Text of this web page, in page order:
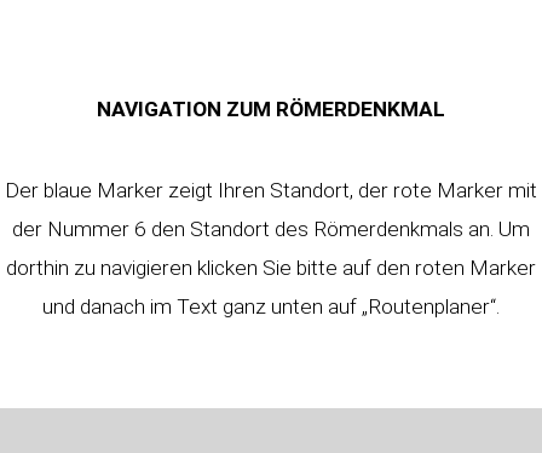
NAVIGATION ZUM RÖMERDENKMAL
Der blaue Marker zeigt Ihren Standort, der rote Marker mit
der Nummer 6 den Standort des Römerdenkmals an. Um
dorthin zu navigieren klicken Sie bitte auf den roten Marker
und danach im Text ganz unten auf „Routenplaner“.